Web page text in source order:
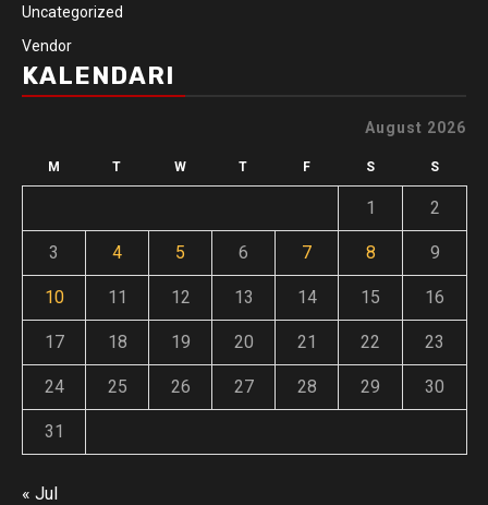
Uncategorized
Vendor
KALENDARI
August 2026
M T W T F S S
1 2
3 4 5 6 7 8 9
10 11 12 13 14 15 16
17 18 19 20 21 22 23
24 25 26 27 28 29 30
31
« Jul